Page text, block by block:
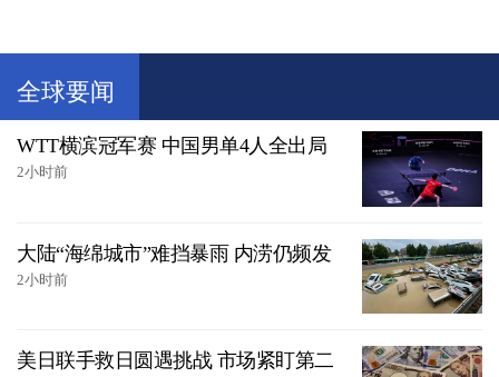
全球要闻
WTT横滨冠军赛 中国男单4人全出局
2小时前
大陆“海绵城市”难挡暴雨 内涝仍频发
2小时前
美日联手救日圆遇挑战 市场紧盯第二